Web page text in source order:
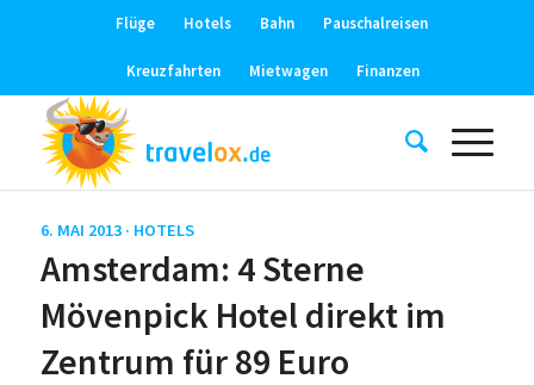
Flüge Hotels Bahn Pauschalreisen
Kreuzfahrten Mietwagen Finanzen
6. MAI 2013 · HOTELS
Amsterdam: 4 Sterne
Mövenpick Hotel direkt im
Zentrum für 89 Euro